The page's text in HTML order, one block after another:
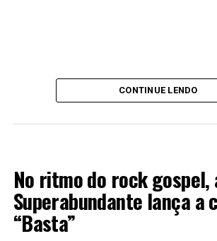
CONTINUE LENDO
No ritmo do rock gospel,
Superabundante lança a
“Basta”